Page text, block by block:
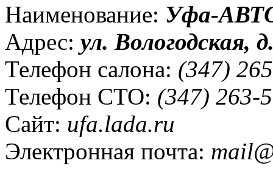
Наименование: Уфа-
Адрес: ул. Вологодская,
Телефон салона: (347)
Телефон СТО: (347) 263-
Сайт: ufa.lada.ru
Электронная почта: